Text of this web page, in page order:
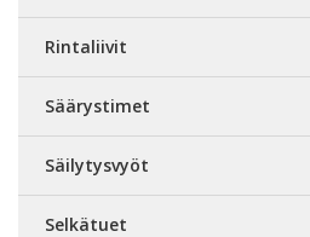
Rintaliivit
Säärystimet
Säilytysvyöt
Selkätuet